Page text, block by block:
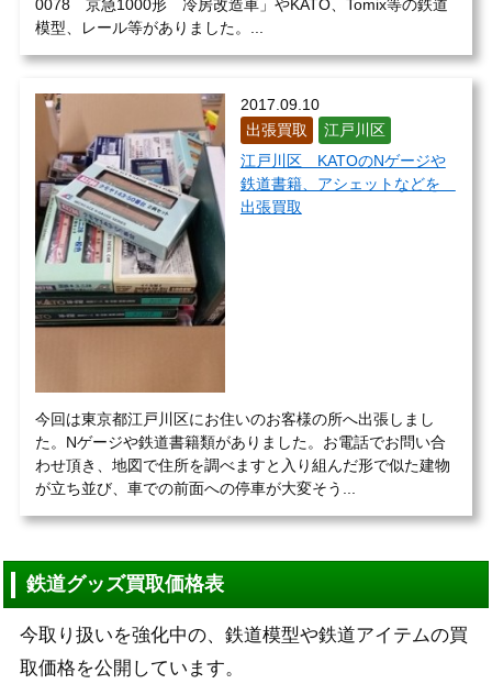
0078 京急1000形 冷房改造車」やKATO、Tomix等の鉄道
模型、レール等がありました。...
2017.09.10
出張買取
江戸川区
江戸川区 KATOのNゲージや
鉄道書籍、アシェットなどを
出張買取
今回は東京都江戸川区にお住いのお客様の所へ出張しまし
た。Nゲージや鉄道書籍類がありました。お電話でお問い合
わせ頂き、地図で住所を調べますと入り組んだ形で似た建物
が立ち並び、車での前面への停車が大変そう...
鉄道グッズ買取価格表
今取り扱いを強化中の、鉄道模型や鉄道アイテムの買
取価格を公開しています。